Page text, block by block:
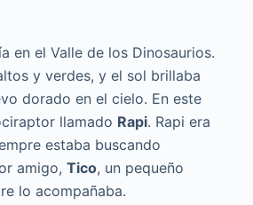
en el Valle de los Dinosaurios.
y verdes, y el sol brillaba
dorado en el cielo. En este
llamado Rapi. Rapi era
estaba buscando
amigo, Tico, un pequeño
lo acompañaba.